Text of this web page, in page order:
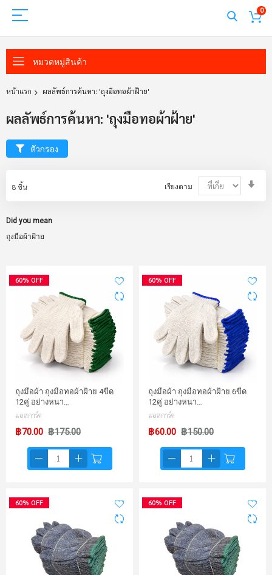
0
หมวดหมู่สินค้า
หน้าแรก ผลลัพธ์การค้นหา: 'ถุงมือทอผ้าฝ้าย'
ผลลัพธ์การค้นหา: 'ถุงมือทอผ้าฝ้าย'
8 ชิ้น เรียงตาม
Did you mean
ถุงมือผ้าฝ้าย
60% OFF
ถุงมือผ้า ถุงมือทอผ้าฝ้าย 4ขีด
12คู่ อย่างหนา…
แอสการ์ด
฿70.00 ฿175.00
60% OFF
ถุงมือผ้า ถุงมือทอผ้าฝ้าย 6ขีด
12คู่ อย่างหนา…
แอสการ์ด
฿60.00 ฿150.00
60% OFF 60% OFF
ตัวกรอง